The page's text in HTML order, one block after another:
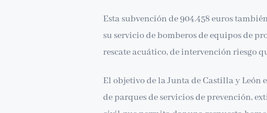
Esta subvención de 904.458 euros
su servicio de bomberos de equipos de
rescate acuático, de intervención riesgo
El objetivo de la Junta de Castilla y
de parques de servicios de prevención,